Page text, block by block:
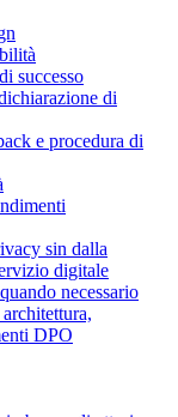
successo
di
e procedura di
sin dalla
digitale
necessario
DPO